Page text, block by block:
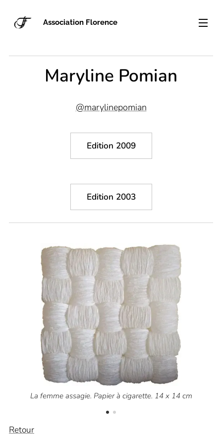
Association Florence
Maryline Pomian
@marylinepomian
Edition 2009
Edition 2003
La femme assagie. Papier à cigarette. 14 x 14 cm
Retour